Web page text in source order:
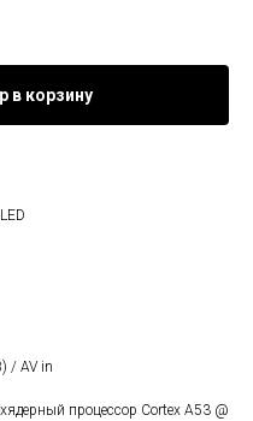
в корзину
/ AV in
процессор Cortex A53 @